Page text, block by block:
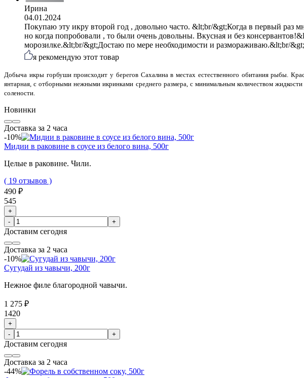
Ирина
04.01.2024
Покупаю эту икру второй год , довольно часто. &lt;br/&gt;Когда в первый раз
но когда попробовали , то были очень довольны. Вкусная и без
морозилке.&lt;br/&gt;Достаю по мере необходимости и размораживаю.&lt;br/&gt;
я рекомендую этот товар
Добыча икры горбуши происходит у берегов Сахалина в местах естественного обитания рыбы.
янтарная, с отборными нежными икринками среднего размера, с минимальным количеством
солености.
Новинки
Доставка за 2 часа
-10%
Мидии в раковине в соусе из белого вина, 500г
Целые в раковине. Чили.
( 19 отзывов )
490 ₽
545
+
-
+
Доставим сегодня
Доставка за 2 часа
-10%
Сугудай из чавычи, 200г
Нежное филе благородной чавычи.
1 275 ₽
1420
+
-
+
Доставим сегодня
Доставка за 2 часа
-44%